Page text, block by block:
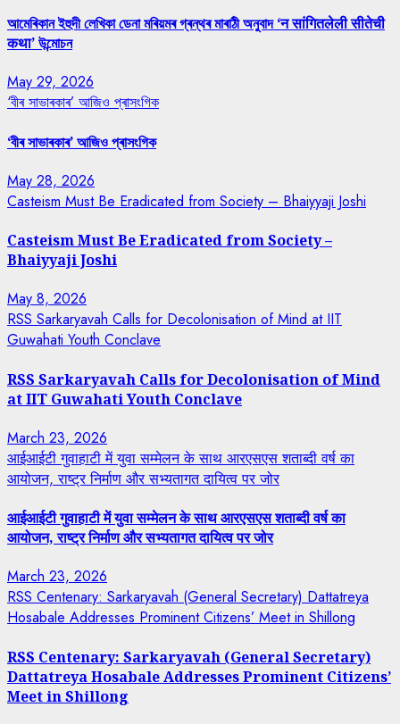
আমেৰিকান ইহুদী লেখিকা ডেনা মৰিয়মৰ গ্ৰন্থৰ মাৰাঠী অনুবাদ ‘न सांगितलेली सीतेची
कथा’ উন্মোচন
May 29, 2026
‘বীৰ সাভাৰকাৰ’ আজিও প্ৰাসংগিক
‘বীৰ সাভাৰকাৰ’ আজিও প্ৰাসংগিক
May 28, 2026
Casteism Must Be Eradicated from Society – Bhaiyyaji Joshi
Casteism Must Be Eradicated from Society –
Bhaiyyaji Joshi
May 8, 2026
RSS Sarkaryavah Calls for Decolonisation of Mind at IIT
Guwahati Youth Conclave
RSS Sarkaryavah Calls for Decolonisation of Mind
at IIT Guwahati Youth Conclave
March 23, 2026
आईआईटी गुवाहाटी में युवा सम्मेलन के साथ आरएसएस शताब्दी वर्ष का
आयोजन, राष्ट्र निर्माण और सभ्यतागत दायित्व पर जोर
आईआईटी गुवाहाटी में युवा सम्मेलन के साथ आरएसएस शताब्दी वर्ष का
आयोजन, राष्ट्र निर्माण और सभ्यतागत दायित्व पर जोर
March 23, 2026
RSS Centenary: Sarkaryavah (General Secretary) Dattatreya
Hosabale Addresses Prominent Citizens’ Meet in Shillong
RSS Centenary: Sarkaryavah (General Secretary)
Dattatreya Hosabale Addresses Prominent Citizens’
Meet in Shillong